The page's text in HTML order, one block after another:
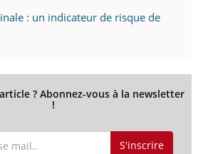
: un indicateur de risque de
? Abonnez-vous à la newsletter
!
S'inscrire